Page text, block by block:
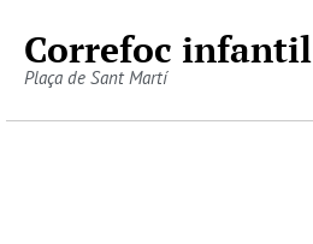
Correfoc infantil
Plaça de Sant Martí